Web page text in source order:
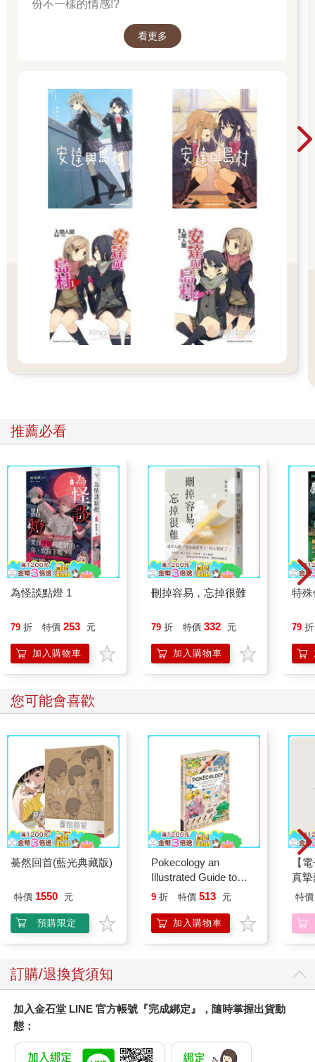
份不一樣的情感!?
看更多
推薦必看
為怪談點燈 1
79 折 特價 253 元
加入購物車
刪掉容易，忘掉很難
79 折 特價 332 元
加入購物車
特
79 折
您可能會喜歡
驀然回首(藍光典藏版)
特價 1550 元
預購限定
Pokecology an
Illustrated Guide to
Pokemon Ecology
Press)
9 折 特價 513 元
加入購物車
【
真
員
特價
訂購/退換貨須知
加入金石堂 LINE 官方帳號『完成綁定』，隨時掌握出貨動
態：